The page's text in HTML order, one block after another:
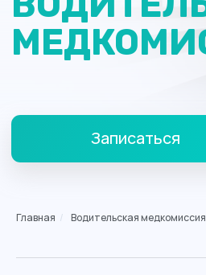
Записаться
Главная / Водительская медкомиссия